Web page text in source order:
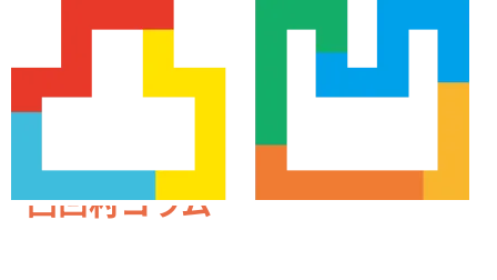
凸凹村コラム